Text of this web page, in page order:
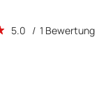
5.0 / 1 Bewertung